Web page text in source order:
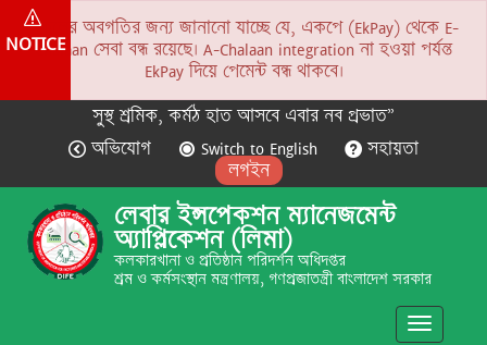
NOTICE
সকলের অবগতির জন্য জানানো যাচ্ছে যে, একপে (EkPay) থেকে E-
Chalaan সেবা বন্ধ রয়েছে। A-Chalaan integration না হওয়া পর্যন্ত
EkPay দিয়ে পেমেন্ট বন্ধ থাকবে।
সুস্থ শ্রমিক, কর্মঠ হাত আসবে এবার নব প্রভাত”
অভিযোগ
Switch to English
সহায়তা
লগইন
লেবার ইন্সপেকশন ম্যানেজমেন্ট
অ্যাপ্লিকেশন (লিমা)
কলকারখানা ও প্রতিষ্ঠান পরিদর্শন অধিদপ্তর
শ্রম ও কর্মসংস্থান মন্ত্রণালয়, গণপ্রজাতন্ত্রী বাংলাদেশ সরকার
Toggle